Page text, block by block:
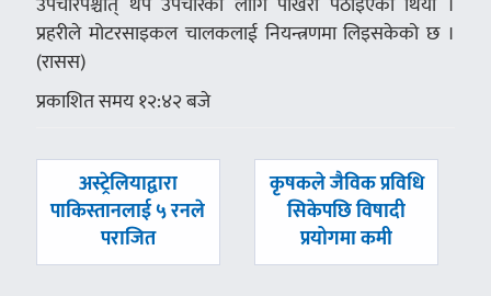
प्रहरीले मोटरसाइकल चालकलाई नियन्त्रणमा लिइसकेको छ ।
(रासस)
प्रकाशित समय १२:४२ बजे
पछिल्लाे
-
अस्ट्रेलियाद्वारा
पाकिस्तानलाई ५ रनले
पराजित
अघिल्लाे
कृषकले जैविक प्रविधि
सिकेपछि विषादी
प्रयोगमा कमी